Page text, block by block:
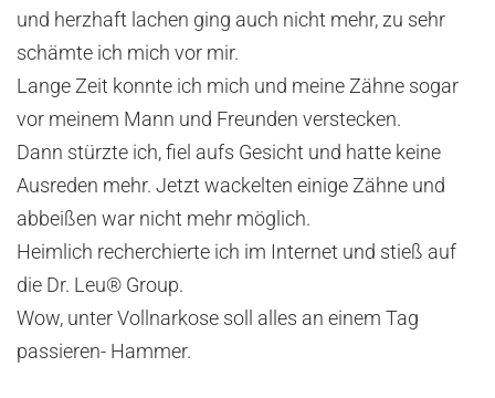
und herzhaft lachen ging auch nicht mehr, zu sehr
schämte ich mich vor mir.
Lange Zeit konnte ich mich und meine Zähne sogar
vor meinem Mann und Freunden verstecken.
Dann stürzte ich, fiel aufs Gesicht und hatte keine
Ausreden mehr. Jetzt wackelten einige Zähne und
abbeißen war nicht mehr möglich.
Heimlich recherchierte ich im Internet und stieß auf
die Dr. Leu® Group.
Wow, unter Vollnarkose soll alles an einem Tag
passieren- Hammer.